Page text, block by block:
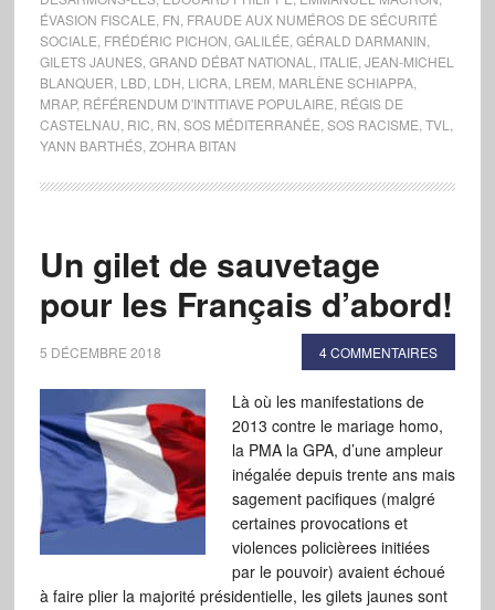
ÉVASION FISCALE FN FRAUDE AUX NUMÉROS DE SÉCURITÉ
SOCIALE FRÉDÉRIC PICHON GALILÉE GÉRALD DARMANIN
GILETS JAUNES, GRAND DÉBAT NATIONAL ITALIE JEAN-MICHEL
BLANQUER LBD LDH LICRA, LREM MARLÈNE SCHIAPPA,
MRAP, RÉFÉRENDUM D'INTITIAVE POPULAIRE RÉGIS DE
CASTELNAU RIC RN SOS MÉDITERRANÉE SOS RACISME TVL
YANN BARTHÉS, ZOHRA BITAN
Un gilet de sauvetage
pour les Français d’abord!
5 DÉCEMBRE 2018 4 COMMENTAIRES
Là où les manifestations de
2013 contre le mariage homo,
la PMA la GPA, d’une ampleur
inégalée depuis trente ans mais
sagement pacifiques (malgré
certaines provocations et
violences policièrees initiées
par le pouvoir) avaient échoué
à faire plier la majorité présidentielle, les gilets jaunes sont